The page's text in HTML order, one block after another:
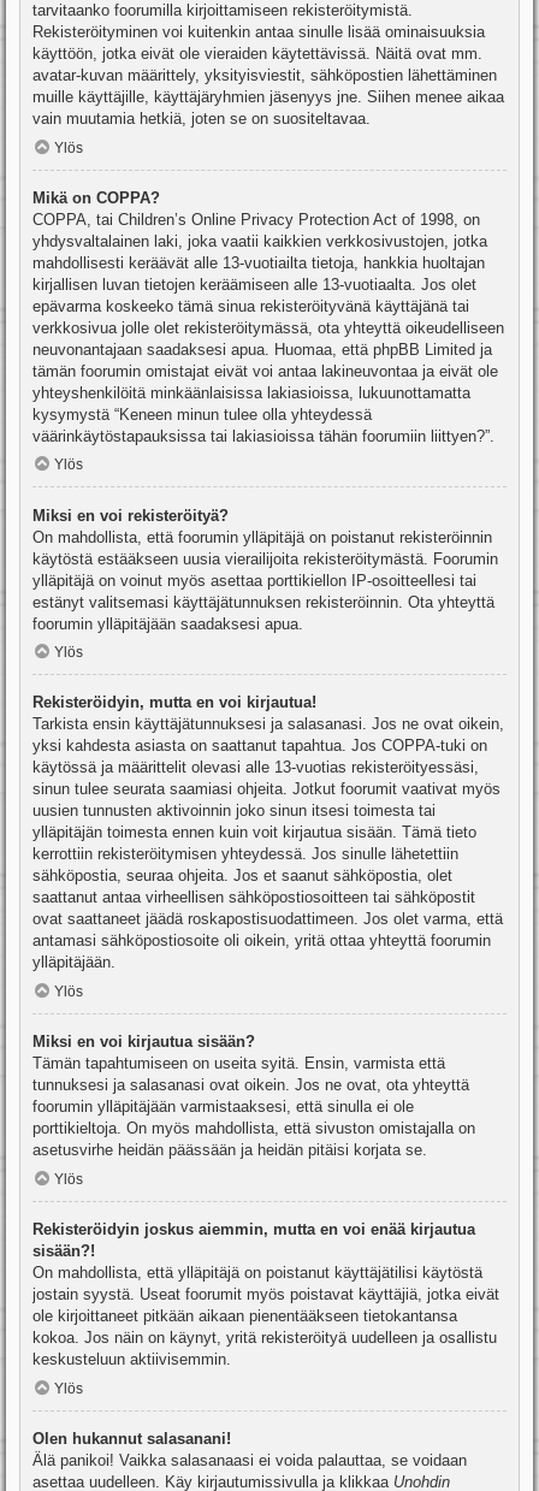
tarvitaanko foorumilla kirjoittamiseen rekisteröitymistä.
Rekisteröityminen voi kuitenkin antaa sinulle lisää ominaisuuksia
käyttöön, jotka eivät ole vieraiden käytettävissä. Näitä ovat mm.
avatar-kuvan määrittely, yksityisviestit, sähköpostien lähettäminen
muille käyttäjille, käyttäjäryhmien jäsenyys jne. Siihen menee aikaa
vain muutamia hetkiä, joten se on suositeltavaa.
Ylös
Mikä on COPPA?
COPPA, tai Children’s Online Privacy Protection Act of 1998, on
yhdysvaltalainen laki, joka vaatii kaikkien verkkosivustojen, jotka
mahdollisesti keräävät alle 13-vuotiailta tietoja, hankkia huoltajan
kirjallisen luvan tietojen keräämiseen alle 13-vuotiaalta. Jos olet
epävarma koskeeko tämä sinua rekisteröityvänä käyttäjänä tai
verkkosivua jolle olet rekisteröitymässä, ota yhteyttä oikeudelliseen
neuvonantajaan saadaksesi apua. Huomaa, että phpBB Limited ja
tämän foorumin omistajat eivät voi antaa lakineuvontaa ja eivät ole
yhteyshenkilöitä minkäänlaisissa lakiasioissa, lukuunottamatta
kysymystä “Keneen minun tulee olla yhteydessä
väärinkäytöstapauksissa tai lakiasioissa tähän foorumiin liittyen?”.
Ylös
Miksi en voi rekisteröityä?
On mahdollista, että foorumin ylläpitäjä on poistanut rekisteröinnin
käytöstä estääkseen uusia vierailijoita rekisteröitymästä. Foorumin
ylläpitäjä on voinut myös asettaa porttikiellon IP-osoitteellesi tai
estänyt valitsemasi käyttäjätunnuksen rekisteröinnin. Ota yhteyttä
foorumin ylläpitäjään saadaksesi apua.
Ylös
Rekisteröidyin, mutta en voi kirjautua!
Tarkista ensin käyttäjätunnuksesi ja salasanasi. Jos ne ovat oikein,
yksi kahdesta asiasta on saattanut tapahtua. Jos COPPA-tuki on
käytössä ja määrittelit olevasi alle 13-vuotias rekisteröityessäsi,
sinun tulee seurata saamiasi ohjeita. Jotkut foorumit vaativat myös
uusien tunnusten aktivoinnin joko sinun itsesi toimesta tai
ylläpitäjän toimesta ennen kuin voit kirjautua sisään. Tämä tieto
kerrottiin rekisteröitymisen yhteydessä. Jos sinulle lähetettiin
sähköpostia, seuraa ohjeita. Jos et saanut sähköpostia, olet
saattanut antaa virheellisen sähköpostiosoitteen tai sähköpostit
ovat saattaneet jäädä roskapostisuodattimeen. Jos olet varma, että
antamasi sähköpostiosoite oli oikein, yritä ottaa yhteyttä foorumin
ylläpitäjään.
Ylös
Miksi en voi kirjautua sisään?
Tämän tapahtumiseen on useita syitä. Ensin, varmista että
tunnuksesi ja salasanasi ovat oikein. Jos ne ovat, ota yhteyttä
foorumin ylläpitäjään varmistaaksesi, että sinulla ei ole
porttikieltoja. On myös mahdollista, että sivuston omistajalla on
asetusvirhe heidän päässään ja heidän pitäisi korjata se.
Ylös
Rekisteröidyin joskus aiemmin, mutta en voi enää kirjautua
sisään?!
On mahdollista, että ylläpitäjä on poistanut käyttäjätilisi käytöstä
jostain syystä. Useat foorumit myös poistavat käyttäjiä, jotka eivät
ole kirjoittaneet pitkään aikaan pienentääkseen tietokantansa
kokoa. Jos näin on käynyt, yritä rekisteröityä uudelleen ja osallistu
keskusteluun aktiivisemmin.
Ylös
Olen hukannut salasanani!
Älä panikoi! Vaikka salasanaasi ei voida palauttaa, se voidaan
asettaa uudelleen. Käy kirjautumissivulla ja klikkaa Unohdin